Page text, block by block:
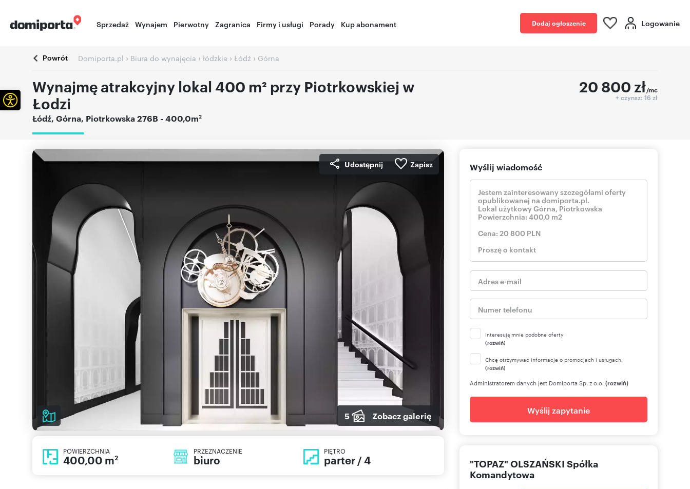
Sprzedaż Wynajem Pierwotny Zagranica Firmy i usługi Porady Kup abonament Dodaj ogłoszenie Logowanie
Powrót Domiporta.pl › Biura do wynajęcia › łódzkie › Łódź › Górna
Wynajmę atrakcyjny lokal 400 m² przy Piotrkowskiej w
Łodzi
Łódź, Górna, Piotrkowska 276B - 400,0m2
20 800 zł/mc
+ czynsz: 16 zł
Udostępnij Zapisz
5 Zobacz galerię
POWIERZCHNIA
400,00 m2
PRZEZNACZENIE
biuro
PIĘTRO
parter / 4
Wyślij wiadomość
Interesują mnie podobne oferty
(rozwiń)
Chcę otrzymywać informacje o promocjach i usługach.
(rozwiń)
Administratorem danych jest Domiporta Sp. z o.o. (rozwiń)
Wyślij zapytanie
"TOPAZ" OLSZAŃSKI Spółka
Komandytowa
Otwórz pasek narzędzi